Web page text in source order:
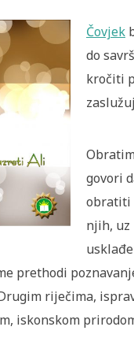
Čovjek
do
kročiti
govori
obratiti
njih, uz
prethodi
riječima,
iskonskom